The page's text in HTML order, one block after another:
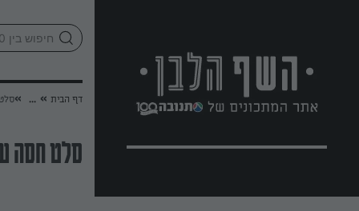
דף הבית »
...
»
סלט חסה